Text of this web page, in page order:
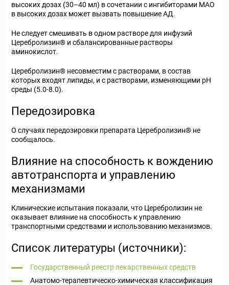
высоких дозах (30–40 мл) в сочетании с ингибиторами МАО
в высоких дозах может вызвать повышение АД.
Не следует смешивать в одном растворе для инфузий
Церебролизин® и сбалансированные растворы
аминокислот.
Церебролизин® несовместим с растворами, в состав
которых входят липиды, и с растворами, изменяющими рН
среды (5.0-8.0).
Передозировка
О случаях передозировки препарата Церебролизин® не
сообщалось.
Влияние на способность к вождению
автотранспорта и управлению
механизмами
Клинические испытания показали, что Церебролизин не
оказывает влияние на способность к управлению
транспортными средствами и использованию механизмов.
Список литературы (источники):
Государственный реестр лекарственных средств
Анатомо-терапевтическо-химическая классификация